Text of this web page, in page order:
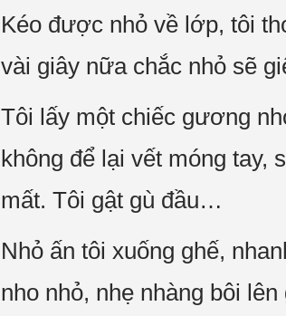
Kéo được nhỏ về lớp, tôi
vài giây nữa chắc nhỏ sẽ
Tôi lấy một chiếc gương
không để lại vết móng tay,
mất. Tôi gật gù đầu…
Nhỏ ấn tôi xuống ghế,
nho nhỏ, nhẹ nhàng bôi